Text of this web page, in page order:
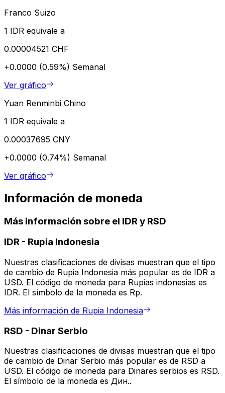
Franco Suizo
1 IDR equivale a
0.00004521 CHF
+0.0000 (0.59%) Semanal
Ver gráfico
Yuan Renminbi Chino
1 IDR equivale a
0.00037695 CNY
+0.0000 (0.74%) Semanal
Ver gráfico
Información de moneda
Más información sobre el IDR y RSD
IDR - Rupia Indonesia
Nuestras clasificaciones de divisas muestran que el tipo
de cambio de Rupia Indonesia más popular es de IDR a
USD. El código de moneda para Rupias indonesias es
IDR. El símbolo de la moneda es Rp.
Más información de Rupia Indonesia
RSD - Dinar Serbio
Nuestras clasificaciones de divisas muestran que el tipo
de cambio de Dinar Serbio más popular es de RSD a
USD. El código de moneda para Dinares serbios es RSD.
El símbolo de la moneda es Дин..